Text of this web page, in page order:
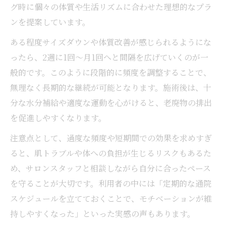
グ時に個々の体質や生活リズムに合わせた理想的なプラ
ンを提案しています。
ある程度サイズダウンや体質改善が感じられるようにな
ったら、2週に1回〜月1回へと間隔を広げていくのが一
般的です。このように段階的に頻度を調整することで、
無理なく長期的な継続が可能となります。施術後は、十
分な水分補給や適度な運動を心がけると、老廃物の排出
を促進しやすくなります。
注意点として、過度な頻度や短期間での効果を求めすぎ
ると、肌トラブルや体への負担が生じるリスクもあるた
め、サロンスタッフと相談しながら自分に合ったペース
を守ることが大切です。利用者の中には「定期的な通院
スケジュールを立てておくことで、モチベーションが維
持しやすくなった」といった実感の声もあります。